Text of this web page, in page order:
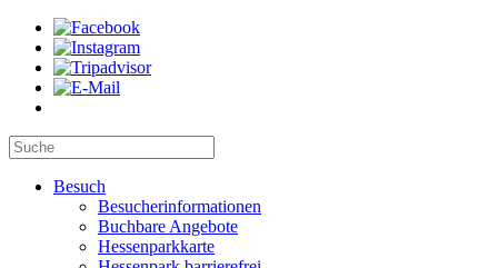
Besuch
Besucherinformationen
Buchbare Angebote
Hessenparkkarte